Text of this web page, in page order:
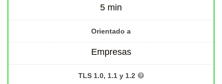
5 min
Orientado a
Empresas
TLS 1.0, 1.1 y 1.2